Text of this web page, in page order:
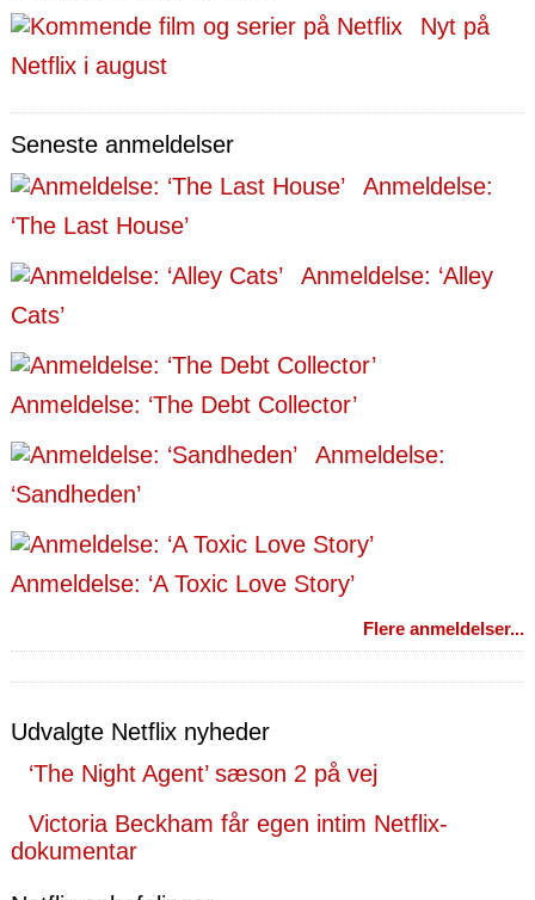
Nyt på
Netflix i august
Seneste anmeldelser
Anmeldelse:
‘The Last House’
Anmeldelse: ‘Alley
Cats’
Anmeldelse: ‘The Debt Collector’
Anmeldelse:
‘Sandheden’
Anmeldelse: ‘A Toxic Love Story’
Flere anmeldelser...
Udvalgte Netflix nyheder
‘The Night Agent’ sæson 2 på vej
Victoria Beckham får egen intim Netflix-
dokumentar